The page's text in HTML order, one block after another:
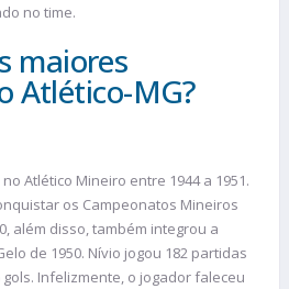
no time.
maiores
Atlético-MG?
Atlético Mineiro entre 1944 a 1951.
os Campeonatos Mineiros
além disso, também integrou a
de 1950. Nívio jogou 182 partidas
Infelizmente, o jogador faleceu